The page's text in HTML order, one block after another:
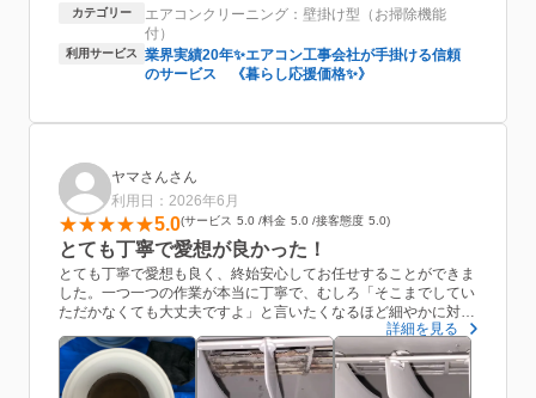
ました。
やる前は黒カビがひどかったですが、
大変きれいになりました。
カテゴリー
エアコンクリーニング：壁掛け型（お掃除機能
付）
利用サービス
業界実績20年✨エアコン工事会社が手掛ける信頼
のサービス 《暮らし応援価格✨》
ヤマさんさん
利用日：2026年6月
5.0 サービス 5.0 料金 5.0 接客態度 5.0
とても丁寧で愛想が良かった！
とても丁寧で愛想も良く、終始安心してお任せすることができま
した。一つ一つの作業が本当に丁寧で、むしろ「そこまでしてい
ただかなくても大丈夫ですよ」と言いたくなるほど細やかに対応
していただき、スタッフの方がしっかり教育されているんだなと
感じました。
作業中の対応や説明も分かりやすく、全てにおいて好感が持てま
詳細を見る